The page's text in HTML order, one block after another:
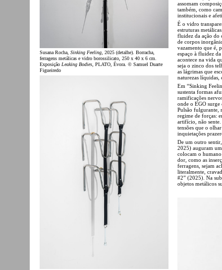
Susana Rocha, Sinking Feeling, 2025 (detalhe). Borracha,
ferragens metálicas e vidro borossilicato, 250 x 40 x 6 cm.
Exposição Leaking Bodies, PLATO, Évora. © Samuel Duarte
Figueiredo
assomam
também, como
institucionais e
É o vidro
estruturas
fluidez da ação do
de corpos
vazamento que é,
espaço à fluidez
acontece na vida
seja o zinco dos
as lágrimas que
naturezas líquidas,
Em “Sinking
sustenta formas
ramificações
onde o EGO
Pulsão fulgurante,
regime de forças:
artifício, não
tensões que o
inquietações
De um outro
2025) auguram
colocam o
dor, como as
ferragens, sejam
literalmente,
#2” (2025). Na
objetos metálicos